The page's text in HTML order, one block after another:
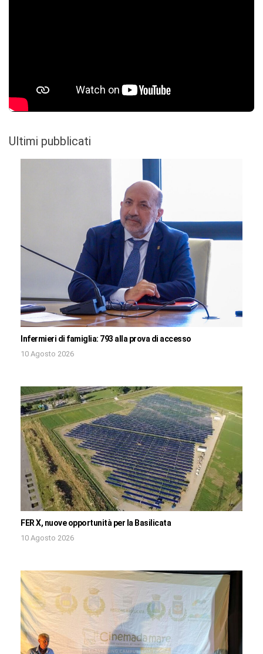
Ultimi pubblicati
Infermieri di famiglia: 793 alla prova di accesso
10 Agosto 2026
FER X, nuove opportunità per la Basilicata
10 Agosto 2026